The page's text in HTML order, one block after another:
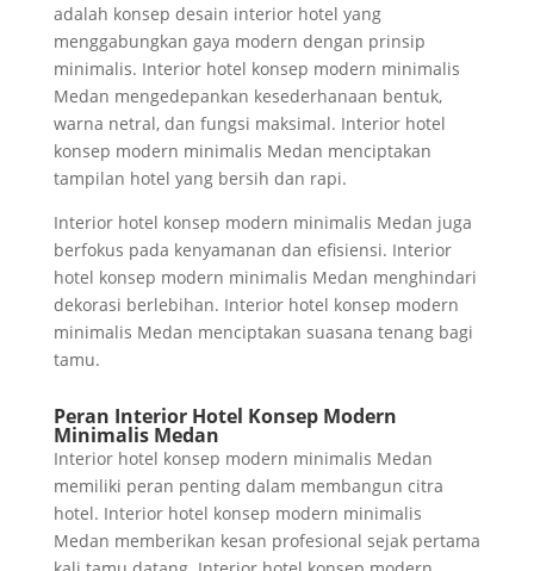
adalah konsep desain interior hotel yang
menggabungkan gaya modern dengan prinsip
minimalis. Interior hotel konsep modern minimalis
Medan mengedepankan kesederhanaan bentuk,
warna netral, dan fungsi maksimal. Interior hotel
konsep modern minimalis Medan menciptakan
tampilan hotel yang bersih dan rapi.
Interior hotel konsep modern minimalis Medan juga
berfokus pada kenyamanan dan efisiensi. Interior
hotel konsep modern minimalis Medan menghindari
dekorasi berlebihan. Interior hotel konsep modern
minimalis Medan menciptakan suasana tenang bagi
tamu.
Peran Interior Hotel Konsep Modern
Minimalis Medan
Interior hotel konsep modern minimalis Medan
memiliki peran penting dalam membangun citra
hotel. Interior hotel konsep modern minimalis
Medan memberikan kesan profesional sejak pertama